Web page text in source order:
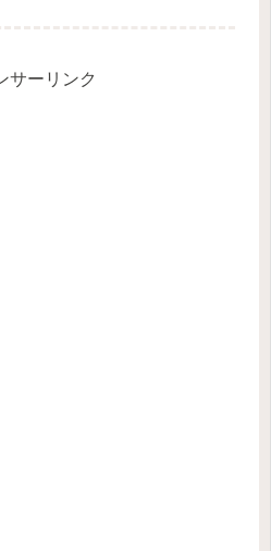
サーリンク